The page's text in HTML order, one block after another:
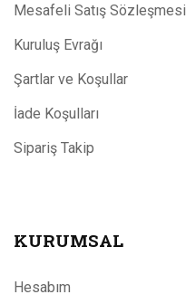
Mesafeli Satış Sözleşmesi
Kuruluş Evrağı
Şartlar ve Koşullar
İade Koşulları
Sipariş Takip
KURUMSAL
Hesabım